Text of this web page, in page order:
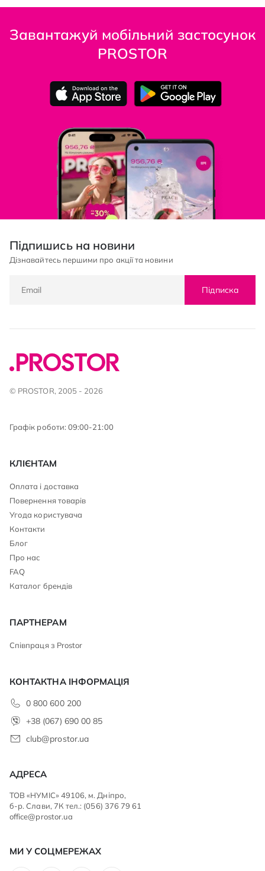
Завантажуй мобільний застосунок
PROSTOR
Підпишись на новини
Дізнавайтесь першими про акції та новини
Підписка
© PROSTOR, 2005 - 2026
Графік роботи: 09:00-21:00
КЛІЄНТАМ
Оплата і доставка
Повернення товарів
Угода користувача
Контакти
Блог
Про нас
FAQ
Каталог брендів
ПАРТНЕРАМ
Співпраця з Prostor
КОНТАКТНА ІНФОРМАЦІЯ
0 800 600 200
+38 (067) 690 00 85
club@prostor.ua
АДРЕСА
ТОВ «НУМІС» 49106, м. Дніпро,
б-р. Слави, 7К тел.: (056) 376 79 61
office@prostor.ua
МИ У СОЦМЕРЕЖАХ